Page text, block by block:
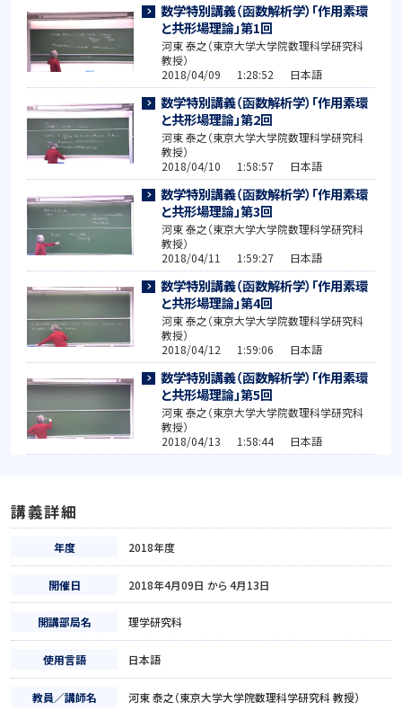
数学特別講義（函数解析学）「作用素環
と共形場理論」第1回
河東 泰之（東京大学大学院数理科学研究科
教授）
2018/04/09 1:28:52 日本語
数学特別講義（函数解析学）「作用素環
と共形場理論」第2回
河東 泰之（東京大学大学院数理科学研究科
教授）
2018/04/10 1:58:57 日本語
数学特別講義（函数解析学）「作用素環
と共形場理論」第3回
河東 泰之（東京大学大学院数理科学研究科
教授）
2018/04/11 1:59:27 日本語
数学特別講義（函数解析学）「作用素環
と共形場理論」第4回
河東 泰之（東京大学大学院数理科学研究科
教授）
2018/04/12 1:59:06 日本語
数学特別講義（函数解析学）「作用素環
と共形場理論」第5回
河東 泰之（東京大学大学院数理科学研究科
教授）
2018/04/13 1:58:44 日本語
講義詳細
年度 2018年度
開催日 2018年4月09日 から 4月13日
開講部局名 理学研究科
使用言語 日本語
教員／講師名 河東 泰之（東京大学大学院数理科学研究科 教授）